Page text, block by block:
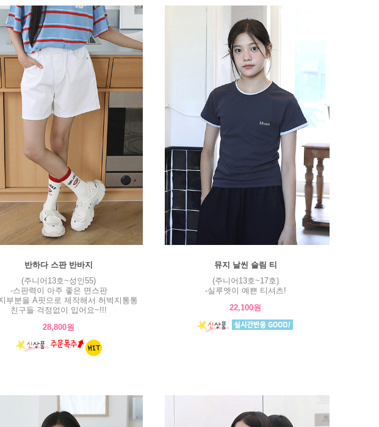
반하다 스판 반바지
(주니어13호~성인55)
-스판력이 아주 좋은 면스판
부분을 A핏으로 제작해서 허벅지통통
친구들 걱정없이 입어요~!!!
28,800원
뮤지 날씬 슬림 티
(주니어13호~17호)
-실루엣이 예쁜 티셔츠!
22,100원